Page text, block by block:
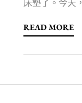
床墊了。今天
READ MORE